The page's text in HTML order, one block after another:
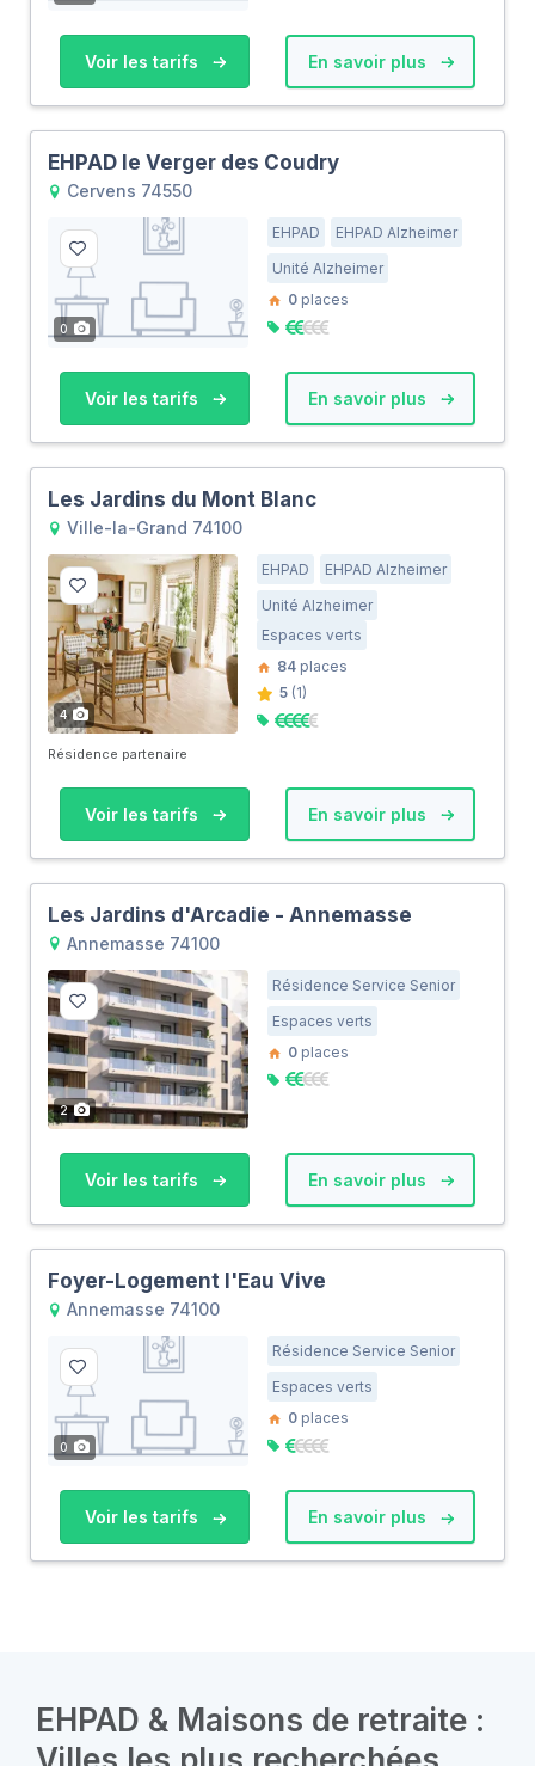
Voir les tarifs En savoir plus
EHPAD le Verger des Coudry
Cervens 74550
0
EHPAD
EHPAD Alzheimer
Unité Alzheimer
0 places
Voir les tarifs En savoir plus
Les Jardins du Mont Blanc
Ville-la-Grand 74100
4
EHPAD
EHPAD Alzheimer
Unité Alzheimer
Espaces verts
84 places
5 (1)
Résidence partenaire
Voir les tarifs En savoir plus
Les Jardins d'Arcadie - Annemasse
Annemasse 74100
2
Résidence Service Senior
Espaces verts
0 places
Voir les tarifs En savoir plus
Foyer-Logement l'Eau Vive
Annemasse 74100
0
Résidence Service Senior
Espaces verts
0 places
Voir les tarifs En savoir plus
EHPAD & Maisons de retraite :